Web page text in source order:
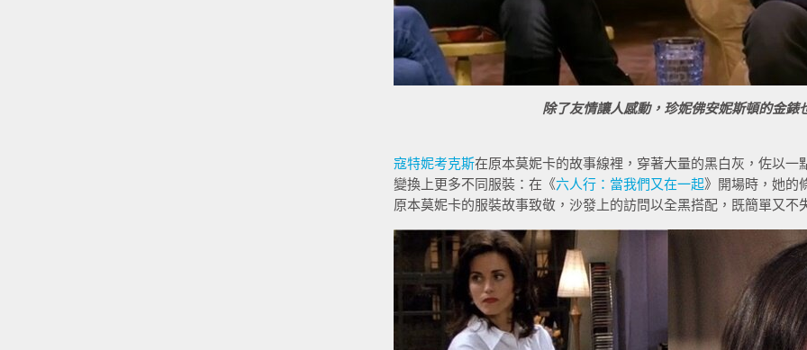
除了友情讓人感動，珍妮佛安妮斯頓的金錶
寇特妮考克斯在原本莫妮卡的故事線裡，穿著大量的黑白灰，佐以一
變換上更多不同服裝：在《六人行：當我們又在一起》開場時，她的
原本莫妮卡的服裝故事致敬，沙發上的訪問以全黑搭配，既簡單又不